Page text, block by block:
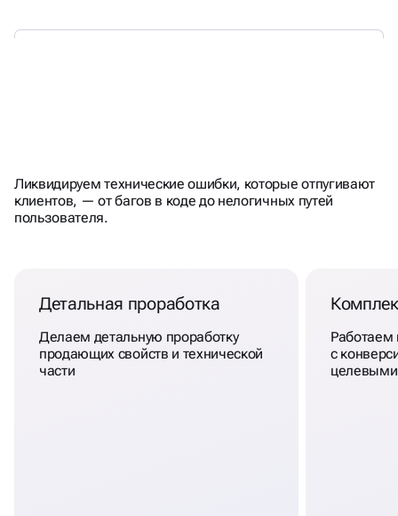
ТЕХНИЧЕСКИЙ АУДИТ ДЛЯ
ПРОДВИЖЕНИЯ САЙТАВ
ХАБАРОВСКЕ
Ликвидируем технические ошибки, которые отпугивают
клиентов, — от багов в коде до нелогичных путей
пользователя.
Детальная проработка
Делаем детальную проработку
продающих свойств и технической
части
Работаем
с